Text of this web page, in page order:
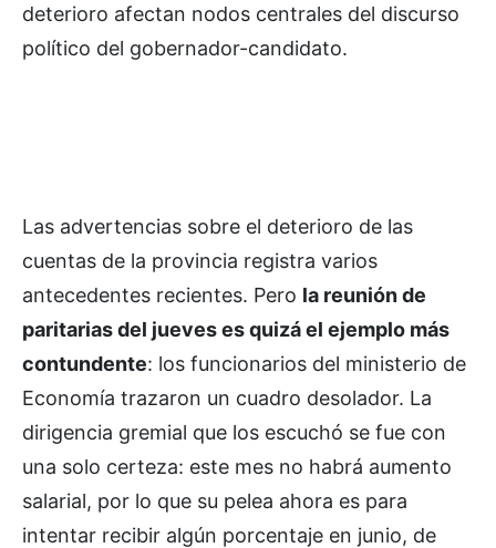
deterioro afectan nodos centrales del discurso
político del gobernador-candidato.
Las advertencias sobre el deterioro de las
cuentas de la provincia registra varios
antecedentes recientes. Pero la reunión de
paritarias del jueves es quizá el ejemplo más
contundente: los funcionarios del ministerio de
Economía trazaron un cuadro desolador. La
dirigencia gremial que los escuchó se fue con
una solo certeza: este mes no habrá aumento
salarial, por lo que su pelea ahora es para
intentar recibir algún porcentaje en junio, de